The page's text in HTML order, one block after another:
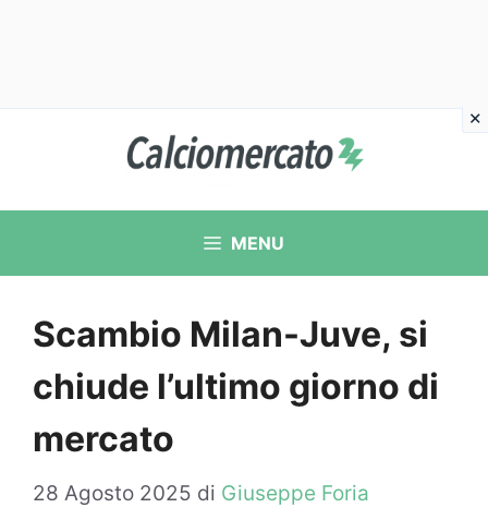
contenuto
MENU
Scambio Milan-Juve, si
chiude l’ultimo giorno di
mercato
28 Agosto 2025 di Giuseppe Foria